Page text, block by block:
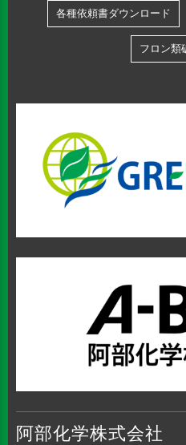
各種依頼書ダウンロード
フロン類
阿部化学株式会社